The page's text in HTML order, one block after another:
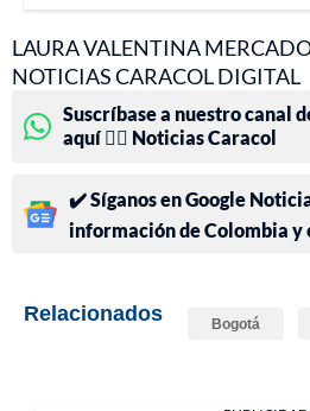
LAURA VALENTINA
NOTICIAS CARACOL DIGITAL
Suscríbase a nuestro canal
aquí 👉🏻 Noticias Caracol
✔️ Síganos en Google
información de Colombia y
Relacionados Bogotá